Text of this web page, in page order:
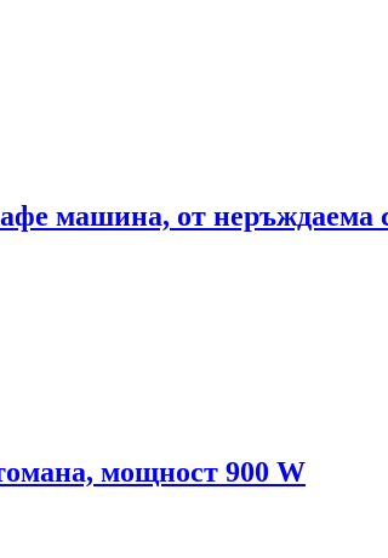
машина, от неръждаема
мощност 900 W